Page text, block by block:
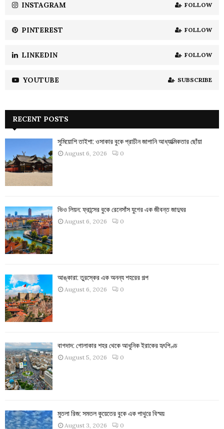
H
INSTAGRAM FOLLOW
PINTEREST FOLLOW
LINKEDIN FOLLOW
YOUTUBE SUBSCRIBE
RECENT POSTS
সুমিয়োশি তাইশা: ওসাকার বুকে প্রাচীন জাপানি আধ্যাত্মিকতার ছোঁয়া
August 6, 2026 0
ভিও লিয়ন: ফ্রান্সের বুকে রেনেসাঁস যুগের এক জীবন্ত জাদুঘর
August 6, 2026 0
আঙ্কারা: তুরস্কের এক অনন্য শহরের গল্প
August 6, 2026 0
বাগদাদ: গোলাকার শহর থেকে আধুনিক ইরাকের হৃৎপিণ্ড
August 5, 2026 0
মুতলা রিজ: সমতল কুয়েতের বুকে এক পাথুরে বিস্ময়
August 3, 2026 0